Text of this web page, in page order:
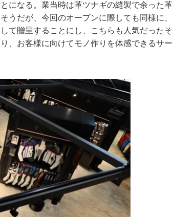
になる。業当時は革ツナギの縫製で余った革
うだが、今回のオープンに際しても同様に、
て贈呈することにし、こちらも人気だったそ
、お客様に向けてモノ作りを体感できるサー